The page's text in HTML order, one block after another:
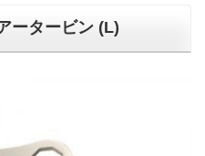
ータービン (L)